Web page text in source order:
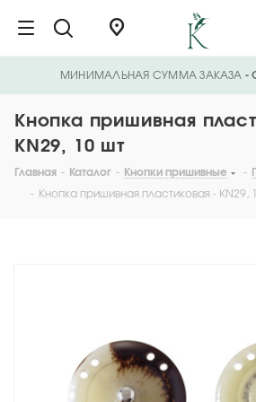
МИНИМАЛЬНАЯ СУММА ЗАКАЗА -
Кнопка пришивная
KN29, 10 шт
Главная - Каталог - Кнопки пришивные -
- Кнопка пришивная пластиковая - KN29,